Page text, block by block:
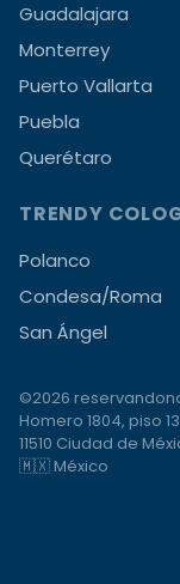
Guadalajara
Monterrey
Puerto Vallarta
Puebla
Querétaro
TRENDY
Polanco
Condesa/Roma
San Ángel
©2026
Homero 1804, piso
11510 Ciudad de
🇲🇽 México